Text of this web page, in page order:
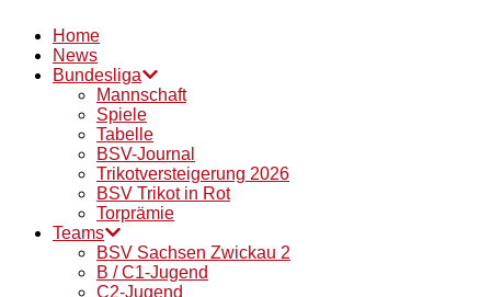
Home
News
Bundesliga
Mannschaft
Spiele
Tabelle
BSV-Journal
Trikotversteigerung 2026
BSV Trikot in Rot
Torprämie
Teams
BSV Sachsen Zwickau 2
B / C1-Jugend
C2-Jugend